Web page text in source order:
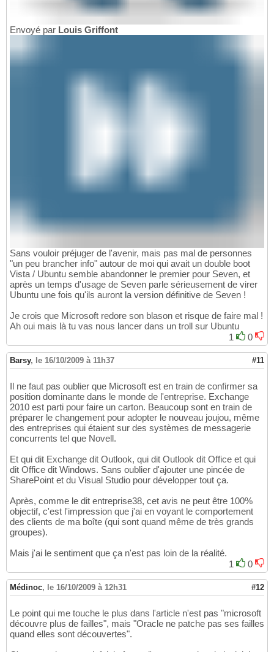
Envoyé par Louis Griffont
Sans vouloir préjuger de l'avenir, mais pas mal de personnes
"un peu brancher info" autour de moi qui avait un double boot
Vista / Ubuntu semble abandonner le premier pour Seven, et
après un temps d'usage de Seven parle sérieusement de virer
Ubuntu une fois qu'ils auront la version définitive de Seven !
Je crois que Microsoft redore son blason et risque de faire mal !
Ah oui mais là tu vas nous lancer dans un troll sur Ubuntu
1
0
Barsy, le 16/10/2009 à 11h37 #11
Il ne faut pas oublier que Microsoft est en train de confirmer sa
position dominante dans le monde de l'entreprise. Exchange
2010 est parti pour faire un carton. Beaucoup sont en train de
préparer le changement pour adopter le nouveau joujou, même
des entreprises qui étaient sur des systèmes de messagerie
concurrents tel que Novell.
Et qui dit Exchange dit Outlook, qui dit Outlook dit Office et qui
dit Office dit Windows. Sans oublier d'ajouter une pincée de
SharePoint et du Visual Studio pour développer tout ça.
Après, comme le dit entreprise38, cet avis ne peut être 100%
objectif, c'est l'impression que j'ai en voyant le comportement
des clients de ma boîte (qui sont quand même de très grands
groupes).
Mais j'ai le sentiment que ça n'est pas loin de la réalité.
1
0
Médinoc, le 16/10/2009 à 12h31 #12
Le point qui me touche le plus dans l'article n'est pas "microsoft
découvre plus de failles", mais "Oracle ne patche pas ses failles
quand elles sont découvertes".